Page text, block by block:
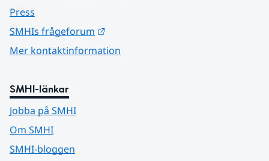
Press
SMHIs frågeforum
Mer kontaktinformation
SMHI-länkar
Jobba på SMHI
Om SMHI
SMHI-bloggen